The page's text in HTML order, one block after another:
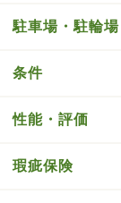
駐車場・駐輪場
条件
性能・評価
瑕疵保険